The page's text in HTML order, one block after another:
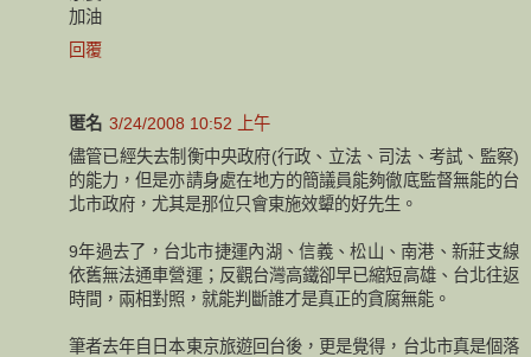
加油
回覆
匿名 3/24/2008 10:52 上午
儘管已經失去制衡中央政府(行政、立法、司法、考試、監察)
的能力，但是亦請身處在地方的簡議員能夠徹底監督無能的台
北市政府，尤其是那位只會東施效顰的好先生。
9年過去了，台北市捷運內湖、信義、松山、南港、新莊支線
依舊無法通車營運；反觀台灣高鐵卻早已縮短高雄、台北往返
時間，兩相對照，就能判斷誰才是真正的貪腐無能。
筆者去年自日本東京旅遊回台後，更是覺得，台北市真是個落